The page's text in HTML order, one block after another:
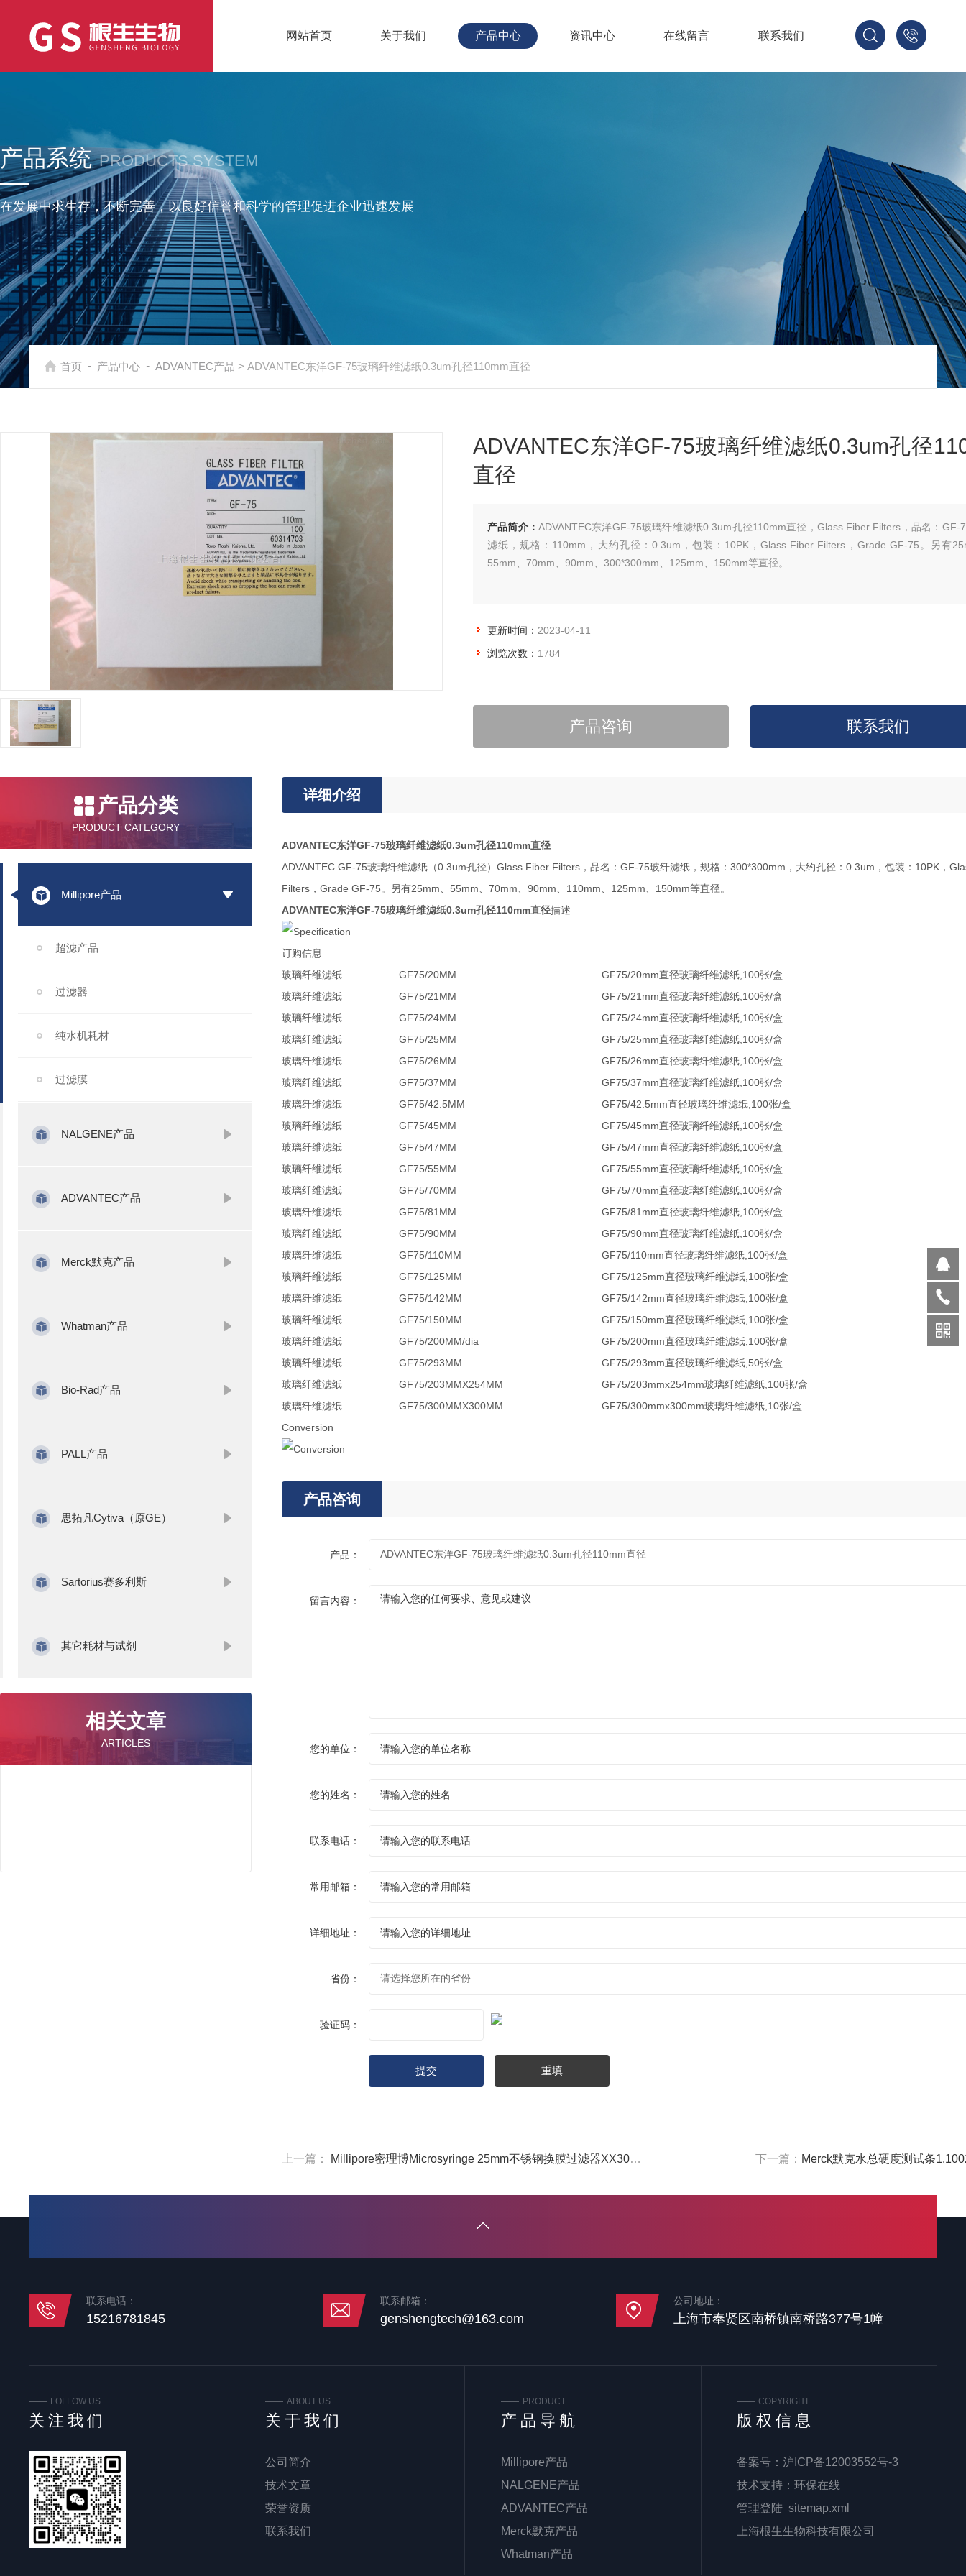
网站首页 关于我们 产品中心 资讯中心 在线留言 联系我们
产品系统 PRODUCTS SYSTEM
在发展中求生存，不断完善，以良好信誉和科学的管理促进企业迅速发展
首页 - 产品中心 - ADVANTEC产品 > ADVANTEC东洋GF-75玻璃纤维滤纸0.3um孔径110mm直径
ADVANTEC东洋GF-75玻璃纤维滤纸0.3um孔径
直径
产品简介： ADVANTEC东洋GF-75玻璃纤维滤纸0.3um孔径110mm直径，Glass Fiber Filters，品名：GF-
滤纸，规格：110mm，大约孔径：0.3um，包装：10PK，Glass Fiber Filters，Grade GF-75。另有
55mm、70mm、90mm、300*300mm、125mm、150mm等直径。
更新时间： 2023-04-11
浏览次数： 1784
产品咨询 联系我们
产品分类
PRODUCT CATEGORY
Millipore产品
超滤产品
过滤器
纯水机耗材
过滤膜
NALGENE产品
ADVANTEC产品
Merck默克产品
Whatman产品
Bio-Rad产品
PALL产品
思拓凡Cytiva（原GE）
Sartorius赛多利斯
其它耗材与试剂
相关文章
ARTICLES
详细介绍
ADVANTEC东洋GF-75玻璃纤维滤纸0.3um孔径110mm直径
ADVANTEC GF-75玻璃纤维滤纸（0.3um孔径）Glass Fiber Filters，品名：GF-75玻纤滤纸，规格：300*300mm，大约孔径：0.3um，包装：10PK，
Filters，Grade GF-75。另有25mm、55mm、70mm、90mm、110mm、125mm、150mm等直径。
ADVANTEC东洋GF-75玻璃纤维滤纸0.3um孔径110mm直径描述
订购信息
玻璃纤维滤纸
GF75/20MM
GF75/20mm直径玻璃纤维滤纸,100张/盒
玻璃纤维滤纸
GF75/21MM
GF75/21mm直径玻璃纤维滤纸,100张/盒
玻璃纤维滤纸
GF75/24MM
GF75/24mm直径玻璃纤维滤纸,100张/盒
玻璃纤维滤纸
GF75/25MM
GF75/25mm直径玻璃纤维滤纸,100张/盒
玻璃纤维滤纸
GF75/26MM
GF75/26mm直径玻璃纤维滤纸,100张/盒
玻璃纤维滤纸
GF75/37MM
GF75/37mm直径玻璃纤维滤纸,100张/盒
玻璃纤维滤纸
GF75/42.5MM
GF75/42.5mm直径玻璃纤维滤纸,100张/盒
玻璃纤维滤纸
GF75/45MM
GF75/45mm直径玻璃纤维滤纸,100张/盒
玻璃纤维滤纸
GF75/47MM
GF75/47mm直径玻璃纤维滤纸,100张/盒
玻璃纤维滤纸
GF75/55MM
GF75/55mm直径玻璃纤维滤纸,100张/盒
玻璃纤维滤纸
GF75/70MM
GF75/70mm直径玻璃纤维滤纸,100张/盒
玻璃纤维滤纸
GF75/81MM
GF75/81mm直径玻璃纤维滤纸,100张/盒
玻璃纤维滤纸
GF75/90MM
GF75/90mm直径玻璃纤维滤纸,100张/盒
玻璃纤维滤纸
GF75/110MM
GF75/110mm直径玻璃纤维滤纸,100张/盒
玻璃纤维滤纸
GF75/125MM
GF75/125mm直径玻璃纤维滤纸,100张/盒
玻璃纤维滤纸
GF75/142MM
GF75/142mm直径玻璃纤维滤纸,100张/盒
玻璃纤维滤纸
GF75/150MM
GF75/150mm直径玻璃纤维滤纸,100张/盒
玻璃纤维滤纸
GF75/200MM/dia
GF75/200mm直径玻璃纤维滤纸,100张/盒
玻璃纤维滤纸
GF75/293MM
GF75/293mm直径玻璃纤维滤纸,50张/盒
玻璃纤维滤纸
GF75/203MMX254MM
GF75/203mmx254mm玻璃纤维滤纸,100张/盒
玻璃纤维滤纸
GF75/300MMX300MM
GF75/300mmx300mm玻璃纤维滤纸,10张/盒
Conversion
产品咨询
产品：
留言内容：
您的单位：
您的姓名：
联系电话：
常用邮箱：
详细地址：
省份：
验证码：
上一篇： Millipore密理博Microsyringe 25mm不锈钢换膜过滤器XX3002500 下一篇： Merck默克水总硬度测试条
联系电话：
15216781845
联系邮箱：
genshengtech@163.com
公司地址：
上海市奉贤区南桥镇南桥路377号1幢
FOLLOW US
关注我们
ABOUT US
关于我们
公司简介
技术文章
荣誉资质
联系我们
PRODUCT
产品导航
Millipore产品
NALGENE产品
ADVANTEC产品
Merck默克产品
Whatman产品
COPYRIGHT
版权信息
备案号： 沪ICP备12003552号-3
技术支持： 环保在线
管理登陆 sitemap.xml
上海根生生物科技有限公司